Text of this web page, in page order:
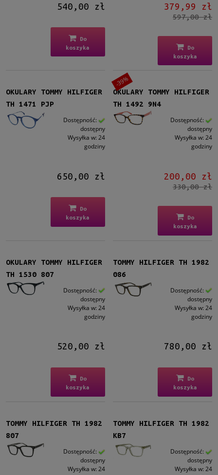
(16)
Niebieski (6)
Zielony
(1)
Szary (3)
(18)
Średnie
(20)
Duże(1)
Promocja
540,00 zł
Do
koszyka
379,99 zł
597,00 zł
Do
koszyka
OKULARY TOMMY HILFIGER
TH 1471 PJP
Dostępność:
dostępny
Wysyłka w: 24
godziny
650,00 zł
Do
koszyka
OKULARY TOMMY HILFIGER
TH 1492 9N4
Dostępność:
dostępny
Wysyłka w: 24
godziny
200,00 zł
330,00 zł
Do
koszyka
-39%
OKULARY TOMMY HILFIGER
TH 1530 807
Dostępność:
dostępny
Wysyłka w: 24
godziny
520,00 zł
Do
koszyka
TOMMY HILFIGER TH 1982
086
Dostępność:
dostępny
Wysyłka w: 24
godziny
780,00 zł
Do
koszyka
TOMMY HILFIGER TH 1982
807
Dostępność:
dostępny
Wysyłka w: 24
TOMMY HILFIGER TH 1982
KB7
Dostępność:
dostępny
Wysyłka w: 24